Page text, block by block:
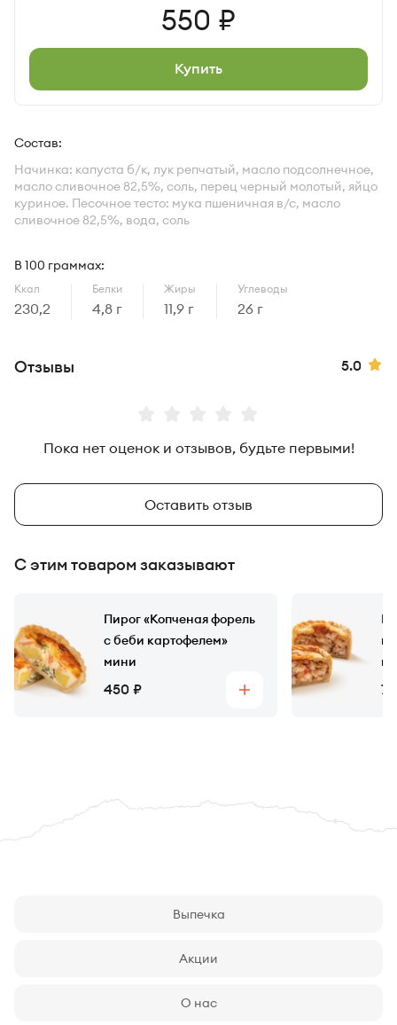
550
Купить
Характеристики
Состав:
Начинка: капуста б/к, лук репчатый, масло подсолнечное,
масло сливочное 82,5%, соль, перец черный молотый, яйцо
куриное. Песочное тесто: мука пшеничная в/с, масло
сливочное 82,5%, вода, соль
В 100 граммах:
Ккал
230,2
Белки
4,8 г
Жиры
11,9 г
Углеводы
26 г
Отзывы 5.0
Пока нет оценок и отзывов, будьте первыми!
Оставить отзыв
С этим товаром заказывают
Пирог «Копченая форель
с беби картофелем»
мини
Цена
450
Купить
Выпечка
Акции
О нас